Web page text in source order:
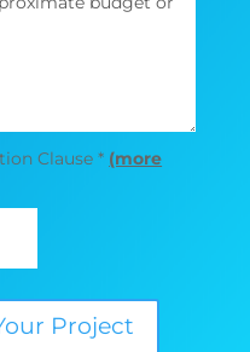
Clause * (more
Project